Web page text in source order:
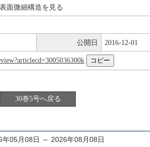
面微細構造を見る
公開日 2016-12-01
30巻5号へ戻る
年05月08日 ～ 2026年08月08日